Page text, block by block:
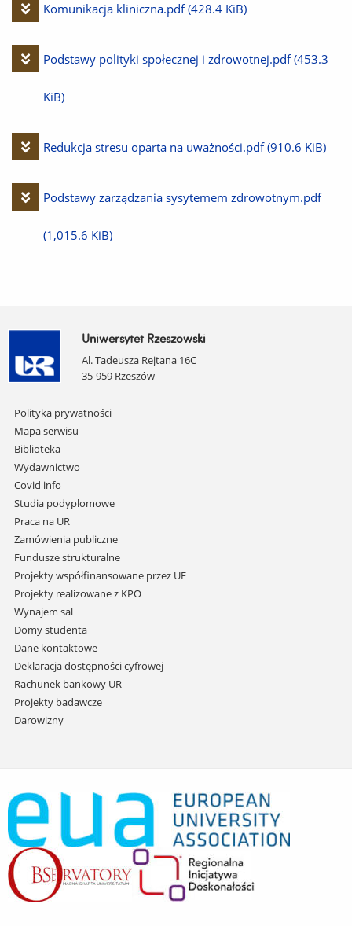
Pobierz
Komunikacja kliniczna.pdf (428.4 KiB)
Pobierz
plik
Podstawy polityki społecznej i zdrowotnej.pdf (453.3
KiB)
Pobierz
Redukcja stresu oparta na uważności.pdf (910.6 KiB)
Pobierz
plik
Podstawy zarządzania sysytemem zdrowotnym.pdf
(1,015.6 KiB)
Uniwersytet Rzeszowski
Al. Tadeusza Rejtana 16C
35-959 Rzeszów
Pomiń
nawigację
i
przejdź
do
treści
Polityka prywatności
Mapa serwisu
Biblioteka
Wydawnictwo
Covid info
Studia podyplomowe
Praca na UR
Zamówienia publiczne
Fundusze strukturalne
Projekty współfinansowane przez UE
Projekty realizowane z KPO
Wynajem sal
Domy studenta
Dane kontaktowe
Deklaracja dostępności cyfrowej
Rachunek bankowy UR
Projekty badawcze
Darowizny